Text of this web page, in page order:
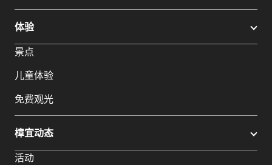
体验
景点
儿童体验
免费观光
樟宜动态
活动